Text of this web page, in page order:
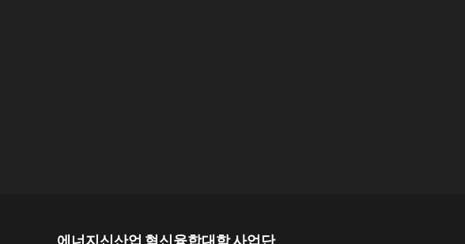
에너지신산업 혁신융합대학 사업단